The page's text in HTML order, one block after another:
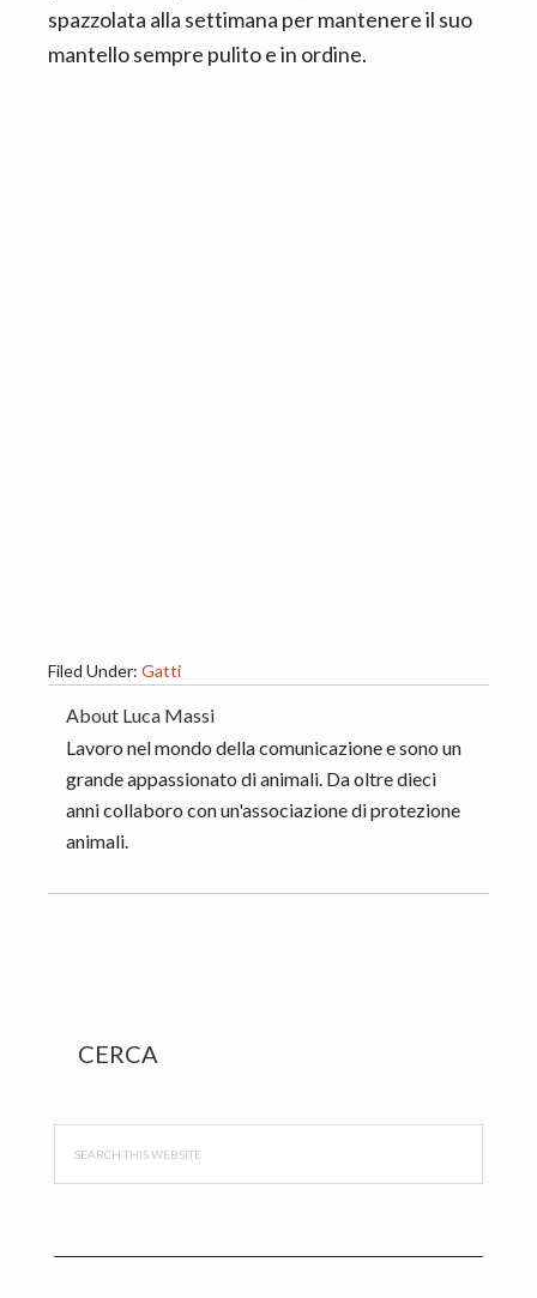
spazzolata alla settimana per mantenere il suo
mantello sempre pulito e in ordine.
Filed Under: Gatti
About Luca Massi
Lavoro nel mondo della comunicazione e sono un
grande appassionato di animali. Da oltre dieci
anni collaboro con un'associazione di protezione
animali.
Primary
CERCA